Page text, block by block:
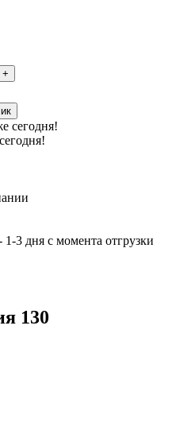
+
1-3 дня с момента отгрузки
130